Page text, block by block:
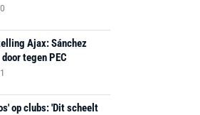
Ajax: Sánchez
tegen PEC
op clubs: 'Dit scheelt